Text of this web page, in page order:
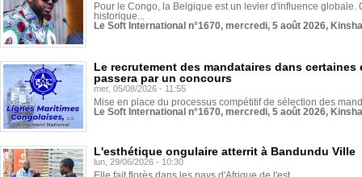
Pour le Congo, la Belgique est un levier d'influence globale.
historique...
Le Soft International n°1670, mercredi, 5 août 2026,
Le recrutement des mandataires dans
passera par un concours
mer, 05/08/2026 - 11:55
Mise en place du processus compétitif de sélection des
Le Soft International n°1670, mercredi, 5 août 2026,
L'esthétique ongulaire atterrit à Bandundu Ville
lun, 29/06/2026 - 10:30